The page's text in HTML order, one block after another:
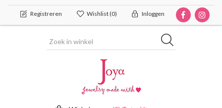
Registreren Wishlist(0) Inloggen